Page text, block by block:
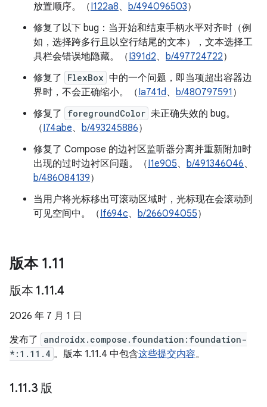
放置顺序。（I122a8、 b/494096503）
修复了以下 bug：当开始和结束手柄水平对齐时（例
如，选择跨多行且以空行结尾的文本），文本选择工
具栏会错误地隐藏。（I391d2、 b/497724722）
修复了
FlexBox 中的一个问题，即当项超出容器边
界时，不会正确缩小。（Ia741d、 b/480797591 ）
修复了
foregroundColor 未正确失效的 bug。
（I74abe、 b/493245886）
修复了 Compose 的边衬区监听器分离并重新附加时
出现的过时边衬区问题。（I1e905、 b/491346046、
b/486084139）
当用户将光标移出可滚动区域时，光标现在会滚动到
可见空间中。（If694c、 b/266094055）
版本 1.11
版本 1.11.4
2026 年 7 月 1 日
发布了
androidx.compose.foundation:foundation-
*:1.11.4 。版本 1.11.4 中包含这些提交内容。
1.11.3 版